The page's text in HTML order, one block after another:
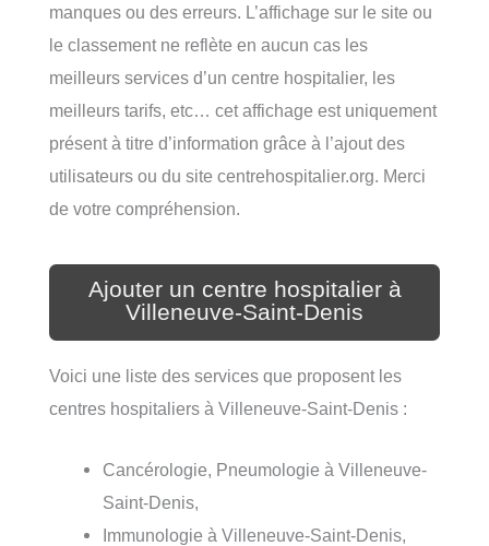
manques ou des erreurs. L’affichage sur le site ou
le classement ne reflète en aucun cas les
meilleurs services d’un centre hospitalier, les
meilleurs tarifs, etc… cet affichage est uniquement
présent à titre d’information grâce à l’ajout des
utilisateurs ou du site centrehospitalier.org. Merci
de votre compréhension.
Ajouter un centre hospitalier à
Villeneuve-Saint-Denis
Voici une liste des services que proposent les
centres hospitaliers à Villeneuve-Saint-Denis :
Cancérologie, Pneumologie à Villeneuve-
Saint-Denis,
Immunologie à Villeneuve-Saint-Denis,